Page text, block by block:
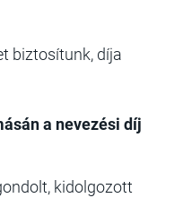
biztosítunk, díja
a nevezési díj
kidolgozott